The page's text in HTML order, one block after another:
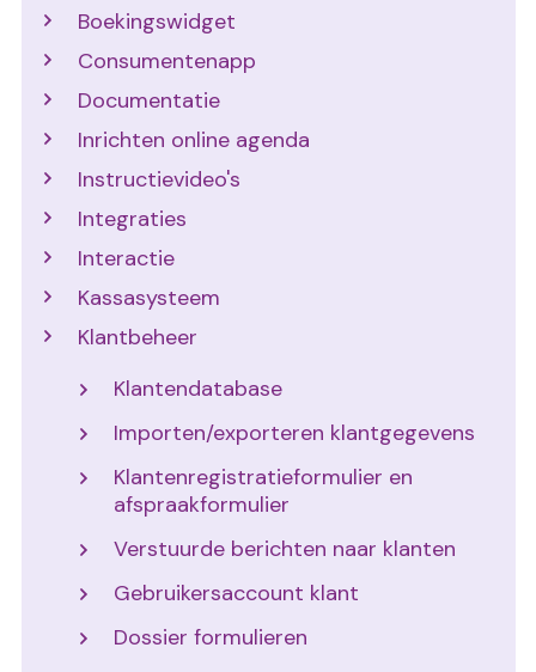
Boekingswidget
Consumentenapp
Documentatie
Inrichten online agenda
Instructievideo's
Integraties
Interactie
Kassasysteem
Klantbeheer
Klantendatabase
Importen/exporteren klantgegevens
Klantenregistratieformulier en
afspraakformulier
Verstuurde berichten naar klanten
Gebruikersaccount klant
Dossier formulieren